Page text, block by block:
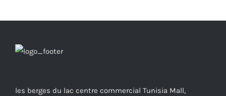
les berges du lac centre commercial Tunisia Mall,